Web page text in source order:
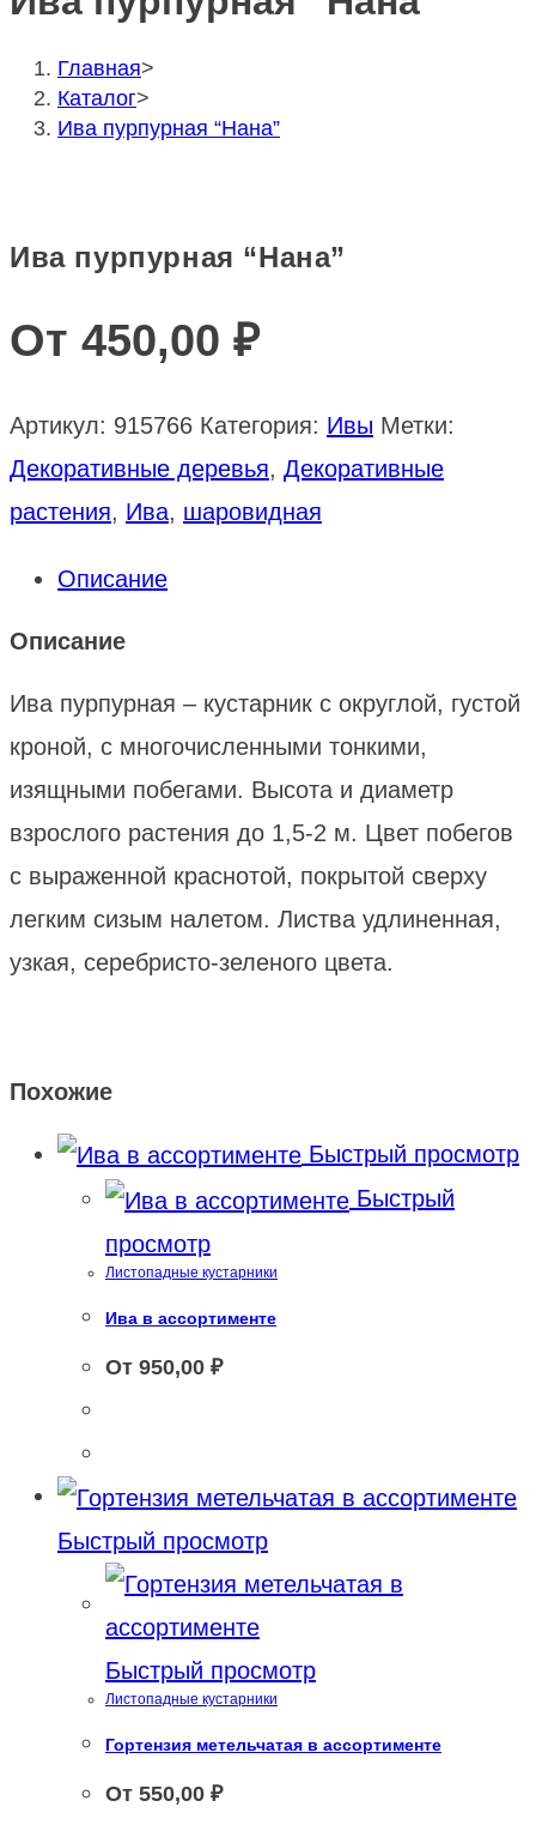
сайте
Главная>
Каталог>
Ива пурпурная “Нана”
Ива пурпурная “Нана”
От 450,00 ₽
Артикул: 915766 Категория: Ивы Метки:
Декоративные деревья, Декоративные
растения, Ива, шаровидная
Описание
Описание
Ива пурпурная – кустарник с округлой, густой
кроной, с многочисленными тонкими,
изящными побегами. Высота и диаметр
взрослого растения до 1,5-2 м. Цвет побегов
с выраженной краснотой, покрытой сверху
легким сизым налетом. Листва удлиненная,
узкая, серебристо-зеленого цвета.
Похожие
Быстрый просмотр
Быстрый
просмотр
Листопадные кустарники
Ива в ассортименте
От 950,00 ₽
Быстрый просмотр
Быстрый просмотр
Листопадные кустарники
Гортензия метельчатая в ассортименте
От 550,00 ₽